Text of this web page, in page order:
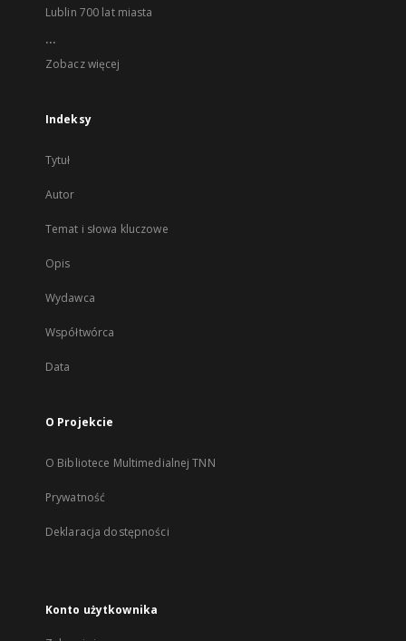
Lublin 700 lat miasta
...
Zobacz więcej
Indeksy
Tytuł
Autor
Temat i słowa kluczowe
Opis
Wydawca
Współtwórca
Data
O Projekcie
O Bibliotece Multimedialnej TNN
Prywatność
Deklaracja dostępności
Konto użytkownika